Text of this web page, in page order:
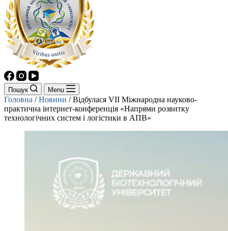
Пошук Menu
Головна /Новини /Відбулася VII Міжнародна науково-
практична інтернет-конференція «Напрями розвитку
технологічних систем і логістики в АПВ»